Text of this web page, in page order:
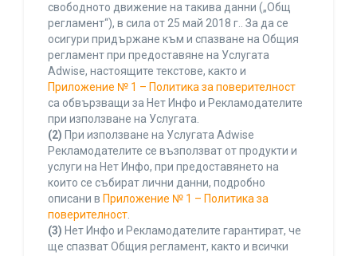
свободното движение на такива данни („Общ
регламент“), в сила от 25 май 2018 г.. За да се
осигури придържане към и спазване на Общия
регламент при предоставяне на Услугата
Adwise, настоящите текстове, както и
Приложение № 1 – Политика за поверителност
са обвързващи за Нет Инфо и Рекламодателите
при използване на Услугата.
(2) При използване на Услугата Adwise
Рекламодателите се възползват от продукти и
услуги на Нет Инфо, при предоставянето на
които се събират лични данни, подробно
описани в Приложение № 1 – Политика за
поверителност.
(3) Нет Инфо и Рекламодателите гарантират, че
ще спазват Общия регламент, както и всички